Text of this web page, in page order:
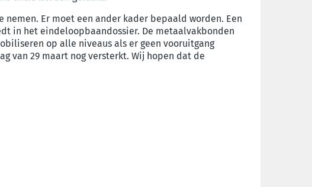
Er moet een ander kader bepaald worden. Een
in het eindeloopbaandossier. De metaalvakbonden
op alle niveaus als er geen vooruitgang
van 29 maart nog versterkt. Wij hopen dat de